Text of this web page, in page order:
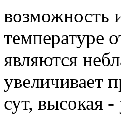
возможность
температуре
являются
увеличивает
сут, высокая